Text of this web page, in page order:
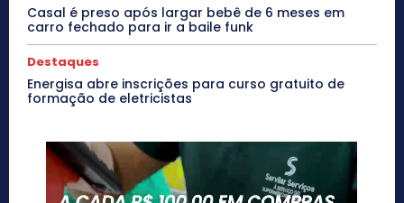
Casal é preso após largar bebê de 6 meses em
carro fechado para ir a baile funk
Destaques
Energisa abre inscrições para curso gratuito de
formação de eletricistas